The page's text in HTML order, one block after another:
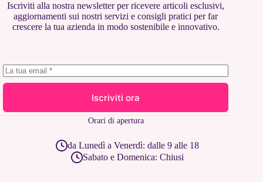
Iscriviti alla nostra newsletter per ricevere articoli esclusivi,
aggiornamenti sui nostri servizi e consigli pratici per far
crescere la tua azienda in modo sostenibile e innovativo.
Iscriviti ora
Orari di apertura
da Lunedì a Venerdì: dalle 9 alle 18
Sabato e Domenica: Chiusi